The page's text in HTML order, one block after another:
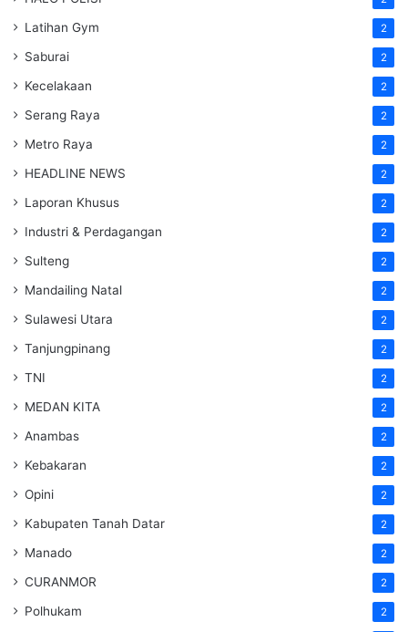
Latihan Gym 2
Saburai 2
Kecelakaan 2
Serang Raya 2
Metro Raya 2
HEADLINE NEWS 2
Laporan Khusus 2
Industri & Perdagangan 2
Sulteng 2
Mandailing Natal 2
Sulawesi Utara 2
Tanjungpinang 2
TNI 2
MEDAN KITA 2
Anambas 2
Kebakaran 2
Opini 2
Kabupaten Tanah Datar 2
Manado 2
CURANMOR 2
Polhukam 2